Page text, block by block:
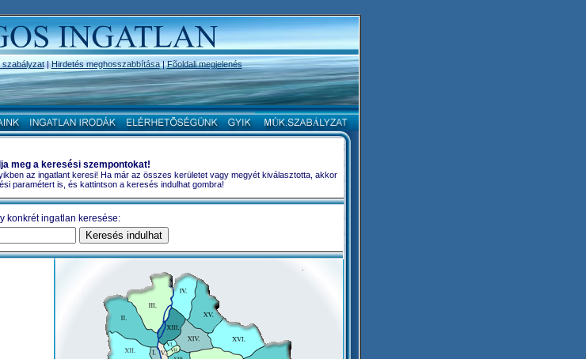
szabályzat|Hirdetés meghosszabbítása|Fõoldali megjelenés
meg a keresési szempontokat!
az ingatlant keresi! Ha már az összes kerületet vagy megyét kiválasztotta, akkor
paramétert is, és kattintson a keresés indulhat gombra!
konkrét ingatlan keresése: